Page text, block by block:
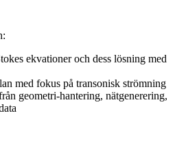
ekvationer och dess lösning med
med fokus på transonisk strömning
geometri-hantering, nätgenerering,